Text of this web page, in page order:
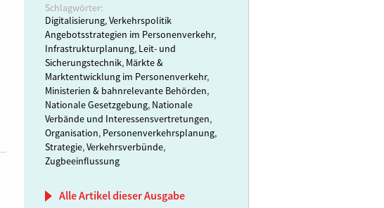
Schlagwörter:
Digitalisierung,Verkehrspolitik
Angebotsstrategien im Personenverkehr,
Infrastrukturplanung, Leit- und
Sicherungstechnik, Märkte &
Marktentwicklung im Personenverkehr,
Ministerien & bahnrelevante Behörden,
Nationale Gesetzgebung, Nationale
Verbände und Interessensvertretungen,
Organisation, Personenverkehrsplanung,
Strategie,Verkehrsverbünde,
Zugbeeinflussung
Alle Artikel dieser Ausgabe